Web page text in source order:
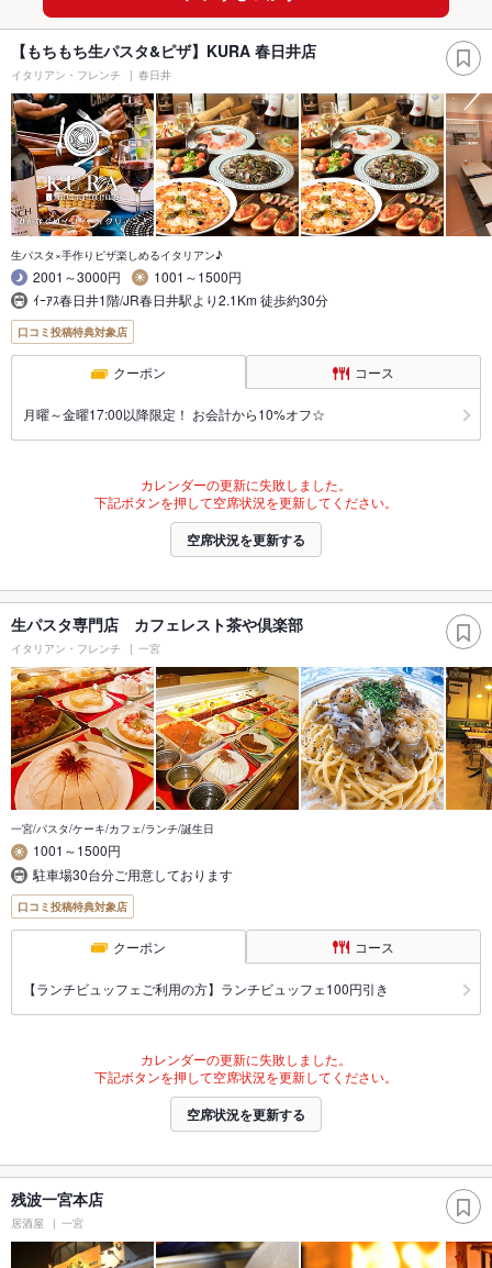
【もちもち生パスタ&ピザ】KURA 春日井店
イタリアン・フレンチ 春日井
生パスタ×手作りピザ楽しめるイタリアン♪
2001～3000円
1001～1500円
ｲｰｱｽ春日井1階/JR春日井駅より2.1Km 徒歩約30分
口コミ投稿特典対象店
クーポン コース
月曜～金曜17:00以降限定！ お会計から10%オフ☆
カレンダーの更新に失敗しました。
下記ボタンを押して空席状況を更新してください。
空席状況を更新する
生パスタ専門店 カフェレスト茶や倶楽部
イタリアン・フレンチ 一宮
一宮/パスタ/ケーキ/カフェ/ランチ/誕生日
1001～1500円
駐車場30台分ご用意しております
口コミ投稿特典対象店
クーポン コース
【ランチビュッフェご利用の方】ランチビュッフェ100円引き
カレンダーの更新に失敗しました。
下記ボタンを押して空席状況を更新してください。
空席状況を更新する
残波一宮本店
居酒屋 一宮